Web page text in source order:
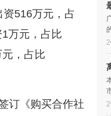
516万元，占
万元，占比
，占比
订《购买合作社